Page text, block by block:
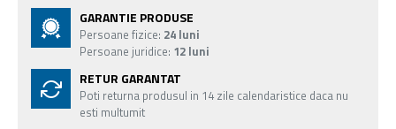
GARANTIE PRODUSE
Persoane fizice: 24 luni
Persoane juridice: 12 luni
RETUR GARANTAT
Poti returna produsul in 14 zile calendaristice daca nu
esti multumit